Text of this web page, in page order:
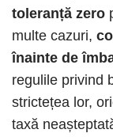
toleranță zero
multe cazuri,
înainte de
regulile privind
strictețea lor,
taxă